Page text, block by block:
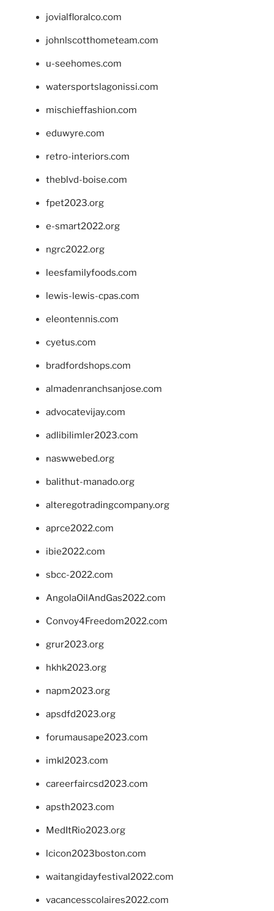
jovialfloralco.com
johnlscotthometeam.com
u-seehomes.com
watersportslagonissi.com
mischieffashion.com
eduwyre.com
retro-interiors.com
theblvd-boise.com
fpet2023.org
e-smart2022.org
ngrc2022.org
leesfamilyfoods.com
lewis-lewis-cpas.com
eleontennis.com
cyetus.com
bradfordshops.com
almadenranchsanjose.com
advocatevijay.com
adlibilimler2023.com
naswwebed.org
balithut-manado.org
alteregotradingcompany.org
aprce2022.com
ibie2022.com
sbcc-2022.com
AngolaOilAndGas2022.com
Convoy4Freedom2022.com
grur2023.org
hkhk2023.org
napm2023.org
apsdfd2023.org
forumausape2023.com
imkl2023.com
careerfaircsd2023.com
apsth2023.com
MedItRio2023.org
lcicon2023boston.com
waitangidayfestival2022.com
vacancesscolaires2022.com